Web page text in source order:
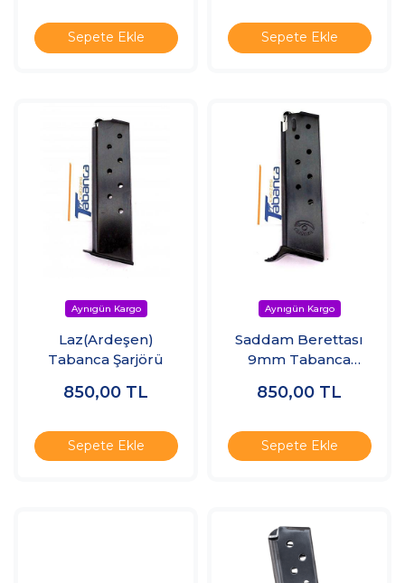
Sepete Ekle Sepete Ekle
Laz(Ardeşen)
Tabanca Şarjörü
850,00 TL
Sepete Ekle
Saddam Berettası
9mm Tabanca
850,00 TL
Sepete Ekle